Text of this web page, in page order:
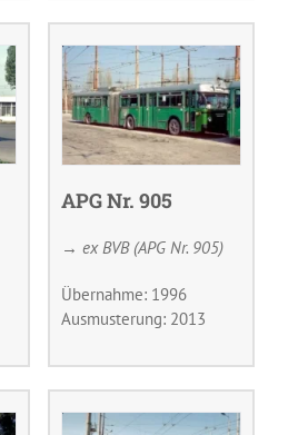
APG Nr. 905
→ ex BVB (APG Nr. 905)
Übernahme: 1996
Ausmusterung: 2013